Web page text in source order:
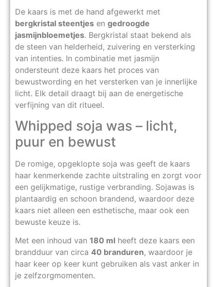
De kaars is met de hand afgewerkt met
bergkristal steentjes en gedroogde
jasmijnbloemetjes. Bergkristal staat bekend als
de steen van helderheid, zuivering en versterking
van intenties. In combinatie met jasmijn
ondersteunt deze kaars het proces van
bewustwording en het versterken van je innerlijke
licht. Elk detail draagt bij aan de energetische
verfijning van dit ritueel.
Whipped soja was – licht,
puur en bewust
De romige, opgeklopte soja was geeft de kaars
haar kenmerkende zachte uitstraling en zorgt voor
een gelijkmatige, rustige verbranding. Sojawas is
plantaardig en schoon brandend, waardoor deze
kaars niet alleen een esthetische, maar ook een
bewuste keuze is.
Met een inhoud van 180 ml heeft deze kaars een
brandduur van circa 40 branduren, waardoor je
haar keer op keer kunt gebruiken als vast anker in
je zelfzorgmomenten.